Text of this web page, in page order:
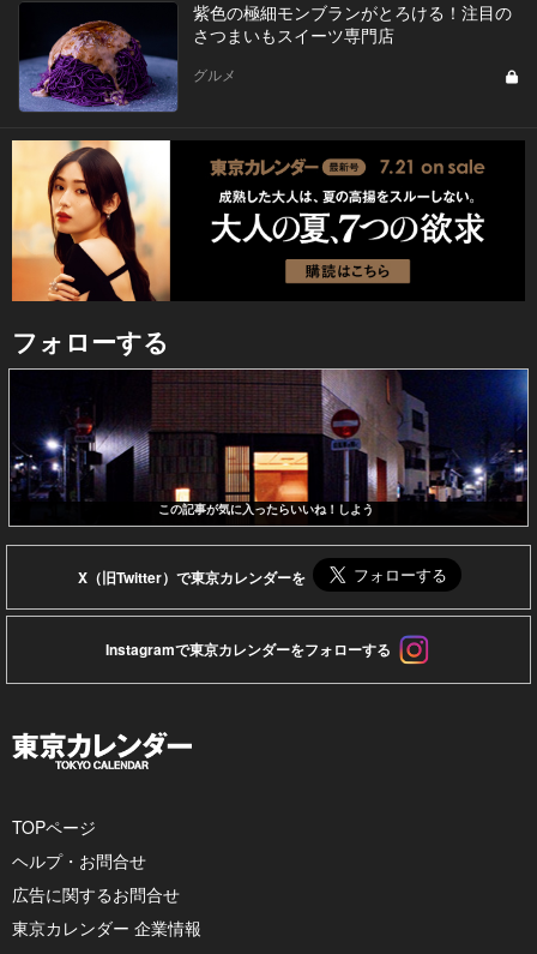
紫色の極細モンブランがとろける！注目の
さつまいもスイーツ専門店
グルメ
フォローする
この記事が気に入ったらいいね！しよう
X（旧Twitter）で東京カレンダーを
Instagramで東京カレンダーをフォローする
TOPページ
ヘルプ・お問合せ
広告に関するお問合せ
東京カレンダー 企業情報